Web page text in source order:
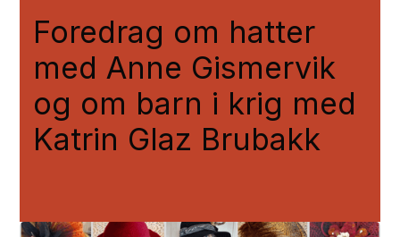
Foredrag om hatter
med Anne Gismervik
og om barn i krig med
Katrin Glaz Brubakk